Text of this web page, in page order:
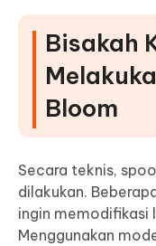
Bisakah
Bloom
Secara teknis,
dilakukan.
ingin memodifikasi
Menggunakan